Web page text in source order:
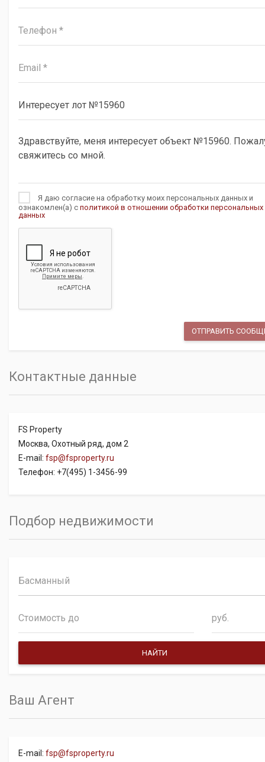
Я даю согласие на обработку моих персональных данных и
ознакомлен(а) с политикой в отношении обработки персональных
данных
Контактные данные
FS Property
Москва, Охотный ряд, дом 2
E-mail: fsp@fsproperty.ru
Телефон: +7(495) 1-3456-99
Подбор недвижимости
Басманный
руб.
Ваш Агент
E-mail: fsp@fsproperty.ru